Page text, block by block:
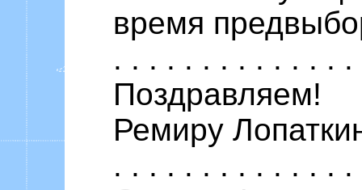
время
. . . . . . . . . . . . .
Поздравляем!
Ремиру
. . . . . . . . . . . . .